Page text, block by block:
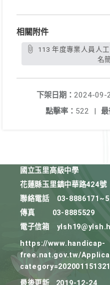
相關附件
名
下架日期： 2024-09-
最
點擊率： 522 |
國立玉里高級中學
花蓮縣玉里鎮中華路424號
聯絡電話
03-8886171~5
傳真
03-8885529
電子信箱
https://www.handicap-
free.nat.gov.tw/
最後更新
2019-12-24